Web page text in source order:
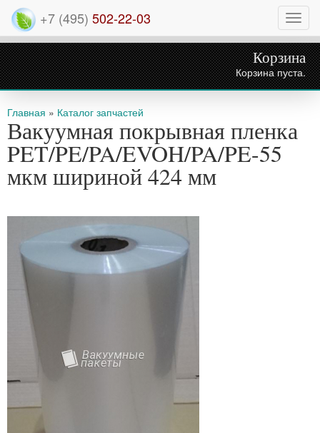
+7 (495) 502-22-03
Корзина
Корзина пуста.
Вы здесь
Главная » Каталог запчастей
Вакуумная покрывная пленка
PET/PE/PA/EVOH/PA/PE-55
мкм шириной 424 мм